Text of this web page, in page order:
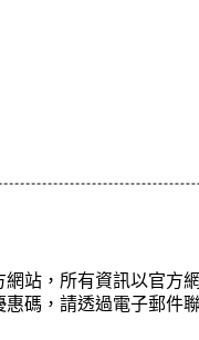
站，所有資訊以官方
碼，請透過電子郵件